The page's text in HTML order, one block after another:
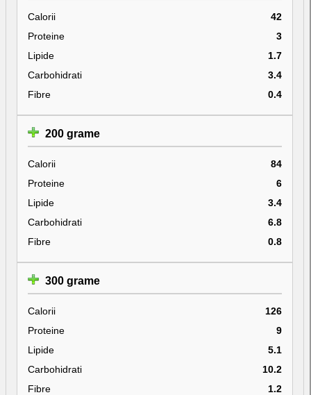
Calorii
42
Proteine
3
Lipide
1.7
Carbohidrati
3.4
Fibre
0.4
200 grame
Calorii
84
Proteine
6
Lipide
3.4
Carbohidrati
6.8
Fibre
0.8
300 grame
Calorii
126
Proteine
9
Lipide
5.1
Carbohidrati
10.2
Fibre
1.2